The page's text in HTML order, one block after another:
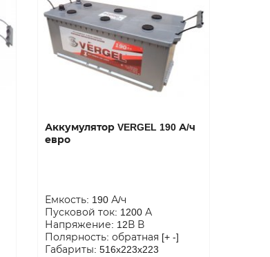
Аккумулятор VERGEL 190 А/ч
евро
Емкость: 190 А/ч
Пусковой ток: 1200 А
Напряжение: 12В В
Полярность: обратная [+ -]
Габариты: 516x223x223